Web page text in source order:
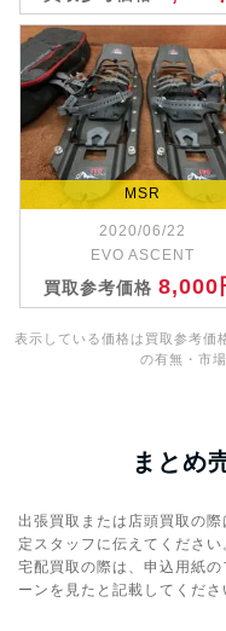
MSR
2020/06/22
EVO ASCENT
買取参考価格 8,000
表示している価格は買取参考価
の有無・市
まとめ
出張買取または店頭買取の
定スタッフに伝えてください
宅配買取の際は、申込用紙
ーンを見たと記載してくださ